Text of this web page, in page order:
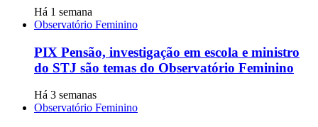
Há 1 semana
Observatório Feminino
PIX Pensão, investigação em escola e ministro
do STJ são temas do Observatório Feminino
Há 3 semanas
Observatório Feminino